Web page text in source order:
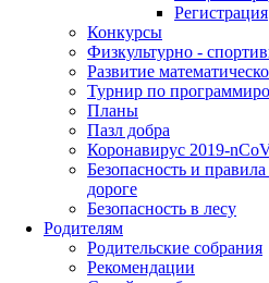
Регистрация
Конкурсы
Физкультурно -
Развитие
Турнир по
Планы
Пазл добра
Коронавирус 2019-
Безопасность и
дороге
Безопасность в лесу
Родителям
Родительские собрания
Рекомендации